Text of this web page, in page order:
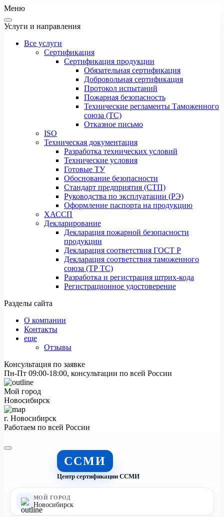
Меню
Услуги и направления
Все услуги
Сертификация
Сертификация продукции
Обязательная сертификация
Добровольная сертификация
Протокол испытаний
Пожарная безопасность
Технические регламенты Таможенного
союза (ТС)
Отказное письмо
ISO
Техническая документация
Разработка технических условий
Технические условия
Готовые ТУ
Обоснование безопасности
Стандарт предприятия (СТП)
Руководства по эксплуатации (РЭ)
Оформление паспорта на продукцию
ХАССП
Декларирование
Декларация пожарной безопасности
продукции
Декларация соответствия ГОСТ Р
Декларация соответствия таможенного
союза (ТР ТС)
Разработка и регистрация штрих-кода
Регистрационное удостоверение
Разделы сайта
О компании
Контакты
еще
Отзывы
Консультация по заявке
Пн-Пт 09:00-18:00, консультации по всей России
Мой город
Новосибирск
г. Новосибирск
Работаем по всей России
ССМИ
Центр сертификации ССМИ
МОЙ ГОРОД
Новосибирск